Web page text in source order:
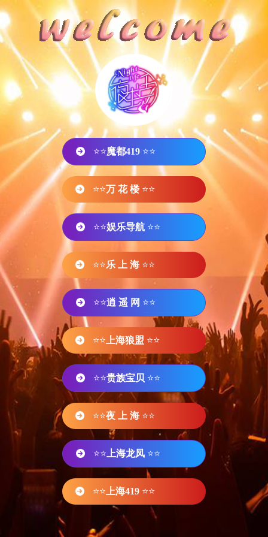
⭐⭐魔都419 ⭐⭐
⭐⭐万 花 楼 ⭐⭐
⭐⭐娱乐导航 ⭐⭐
⭐⭐乐 上 海 ⭐⭐
⭐⭐逍 遥 网 ⭐⭐
⭐⭐ 上海狼盟 ⭐⭐
⭐⭐贵族宝贝 ⭐⭐
⭐⭐夜 上 海 ⭐⭐
⭐⭐ 上海龙凤 ⭐⭐
⭐⭐ 上海419 ⭐⭐